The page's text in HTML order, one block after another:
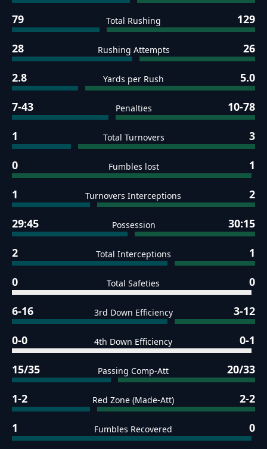
79 Total Rushing 129
28 Rushing Attempts 26
2.8 Yards per Rush 5.0
7-43 Penalties 10-78
1 Total Turnovers 3
0 Fumbles lost 1
1 Turnovers Interceptions 2
29:45 Possession 30:15
2 Total Interceptions 1
0 Total Safeties 0
6-16 3rd Down Efficiency 3-12
0-0 4th Down Efficiency 0-1
15/35 Passing Comp-Att 20/33
1-2 Red Zone (Made-Att) 2-2
1 Fumbles Recovered 0